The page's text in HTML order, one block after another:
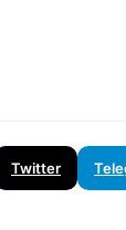
Twitter